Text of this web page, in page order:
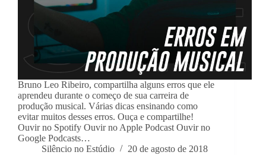
Bruno Leo Ribeiro, compartilha alguns erros que ele
aprendeu durante o começo de sua carreira de
produção musical. Várias dicas ensinando como
evitar muitos desses erros. Ouça e compartilhe!
Ouvir no Spotify Ouvir no Apple Podcast Ouvir no
Google Podcasts…
Silêncio no Estúdio
20 de agosto de 2018